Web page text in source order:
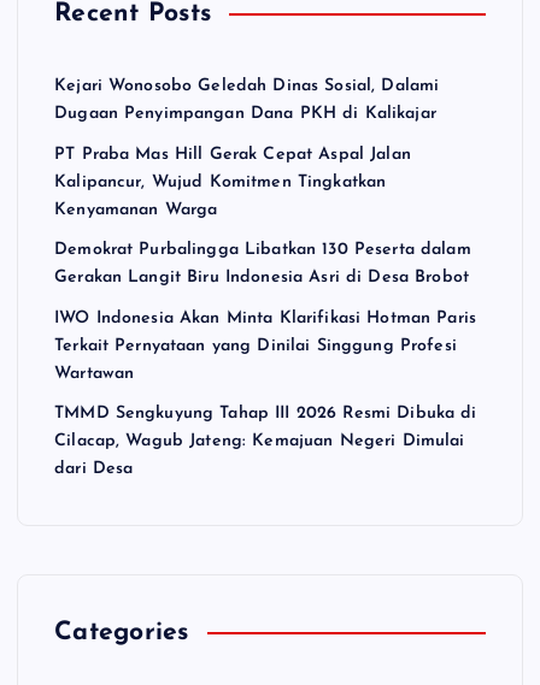
Recent Posts
Kejari Wonosobo Geledah Dinas Sosial, Dalami
Dugaan Penyimpangan Dana PKH di Kalikajar
PT Praba Mas Hill Gerak Cepat Aspal Jalan
Kalipancur, Wujud Komitmen Tingkatkan
Kenyamanan Warga
Demokrat Purbalingga Libatkan 130 Peserta dalam
Gerakan Langit Biru Indonesia Asri di Desa Brobot
IWO Indonesia Akan Minta Klarifikasi Hotman Paris
Terkait Pernyataan yang Dinilai Singgung Profesi
Wartawan
TMMD Sengkuyung Tahap III 2026 Resmi Dibuka di
Cilacap, Wagub Jateng: Kemajuan Negeri Dimulai
dari Desa
Categories